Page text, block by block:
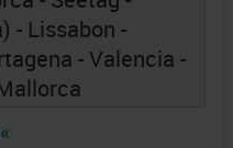
- Lissabon -
- Valencia -